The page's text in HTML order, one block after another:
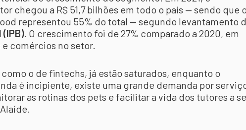
chegou a R$ 51,7 bilhões em todo o país — sendo que o
representou 55% do total — segundo levantamento
. O crescimento foi de 27% comparado a 2020, em
comércios no setor.
o de fintechs, já estão saturados, enquanto o
é incipiente, existe uma grande demanda por
as rotinas dos pets e facilitar a vida dos tutores a